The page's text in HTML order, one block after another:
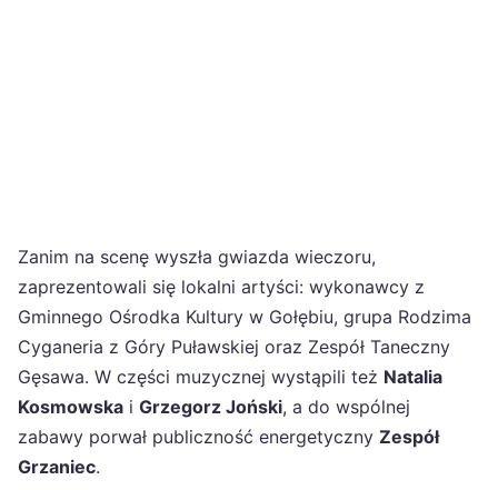
Zanim na scenę wyszła gwiazda wieczoru,
zaprezentowali się lokalni artyści: wykonawcy z
Gminnego Ośrodka Kultury w Gołębiu, grupa Rodzima
Cyganeria z Góry Puławskiej oraz Zespół Taneczny
Gęsawa. W części muzycznej wystąpili też Natalia
Kosmowska i Grzegorz Joński, a do wspólnej
zabawy porwał publiczność energetyczny Zespół
Grzaniec.